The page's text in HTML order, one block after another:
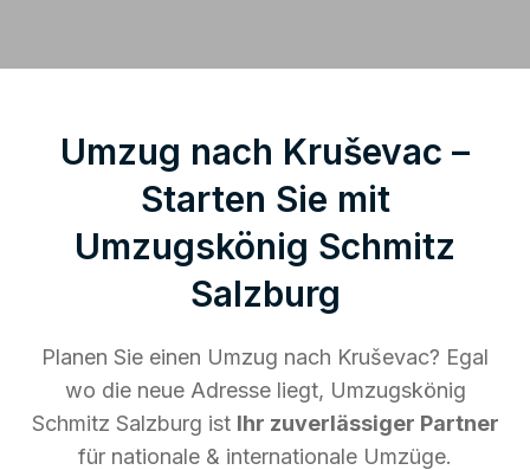
Umzug nach Kruševac –
Starten Sie mit
Umzugskönig Schmitz
Salzburg
Planen Sie einen Umzug nach Kruševac? Egal
wo die neue Adresse liegt, Umzugskönig
Schmitz Salzburg ist Ihr zuverlässiger Partner
für nationale & internationale Umzüge.